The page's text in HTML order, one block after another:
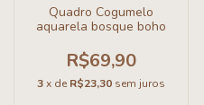
Quadro Cogumelo
aquarela bosque boho
R$69,90
3x de R$23,30 sem juros